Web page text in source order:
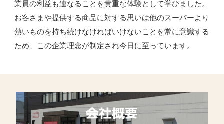
業員の利益も連なることを貴重な体験として学びました。
お客さまや提供する商品に対する思いは他のスーパーより
熱いものを持ち続けなければいけないことを常に意識する
ため、この企業理念が制定され今日に至っています。